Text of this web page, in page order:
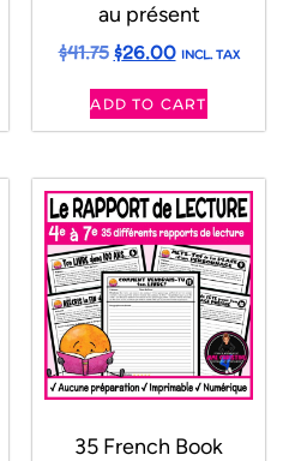
au présent
$41.75 $26.00 INCL. TAX
ADD TO CART
35 French Book